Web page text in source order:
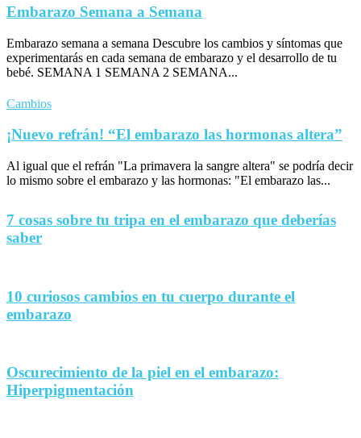
Embarazo Semana a Semana
Embarazo semana a semana Descubre los cambios y síntomas que
experimentarás en cada semana de embarazo y el desarrollo de tu
bebé. SEMANA 1 SEMANA 2 SEMANA...
Cambios
¡Nuevo refrán! “El embarazo las hormonas altera”
Al igual que el refrán "La primavera la sangre altera" se podría decir
lo mismo sobre el embarazo y las hormonas: "El embarazo las...
7 cosas sobre tu tripa en el embarazo que deberías
saber
10 curiosos cambios en tu cuerpo durante el
embarazo
Oscurecimiento de la piel en el embarazo:
Hiperpigmentación